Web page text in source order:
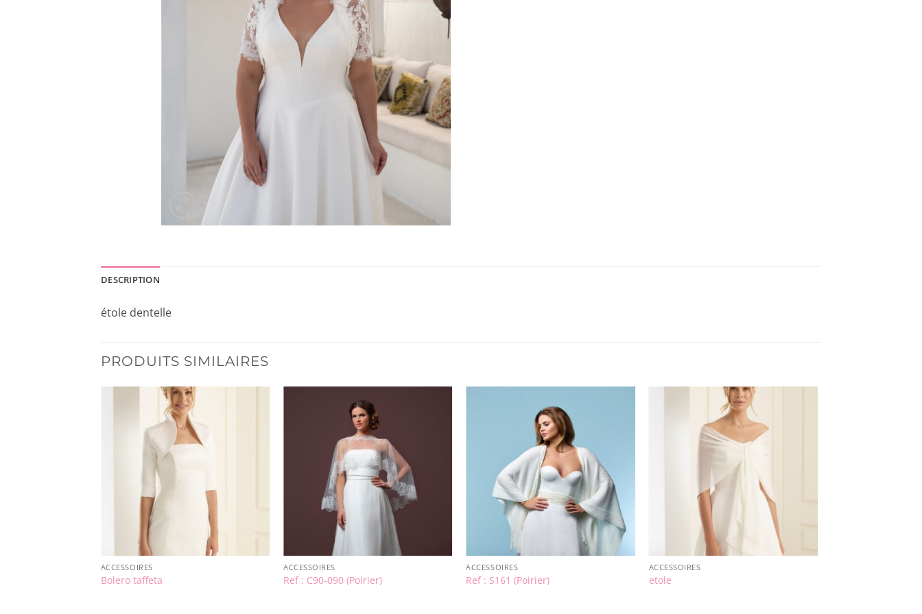
DESCRIPTION
étole dentelle
PRODUITS SIMILAIRES
ACCESSOIRES
Bolero taffeta
ACCESSOIRES
Ref : C90-090 (Poirier)
ACCESSOIRES
Ref : S161 (Poirier)
ACCESSOIRES
etole